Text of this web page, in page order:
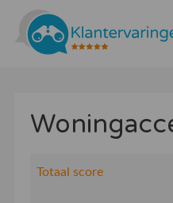
Tarieven
Totaal score